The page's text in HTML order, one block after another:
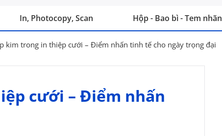
In, Photocopy, Scan Hộp - Bao bì - Tem nhãn
kim trong in thiệp cưới – Điểm nhấn tinh tế cho ngày trọng đại
cưới – Điểm nhấn